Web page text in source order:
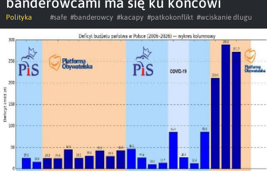
Polityka #safe #banderowcy #kacapy #patkokonflikt #wciskanie długu